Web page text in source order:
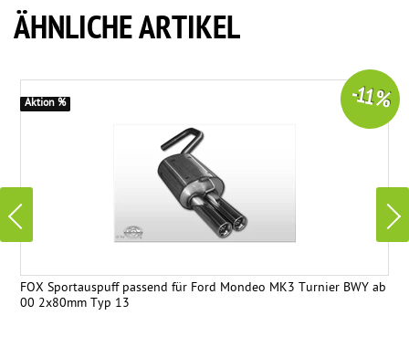
ÄHNLICHE ARTIKEL
FOX Sportauspuff passend für Ford Mondeo MK3 Turnier BWY ab
00 2x80mm Typ 13
-11 %
Aktion %